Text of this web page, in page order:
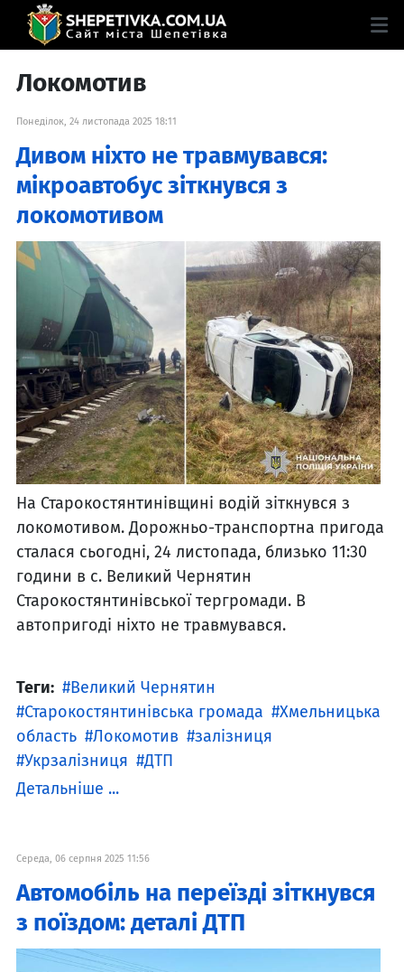
Локомотив
Понеділок, 24 листопада 2025 18:11
Дивом ніхто не травмувався:
мікроавтобус зіткнувся з
локомотивом
На Старокостянтинівщині водій зіткнувся з
локомотивом. Дорожньо-транспортна пригода
сталася сьогодні, 24 листопада, близько 11:30
години в с. Великий Чернятин
Старокостянтинівської тергромади. В
автопригоді ніхто не травмувався.
Теги:
Великий Чернятин
Старокостянтинівська громада
Хмельницька
область
Локомотив
залізниця
Укрзалізниця
ДТП
Детальніше ...
Середа, 06 серпня 2025 11:56
Автомобіль на переїзді зіткнувся
з поїздом: деталі ДТП